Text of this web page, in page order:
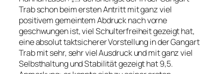
Trab schon beim ersten Antritt mit ganz viel
positivem gemeintem Abdruck nach vorne
geschwungen ist, viel Schulterfreiheit gezeigt hat,
eine absolut taktsicherer Vorstellung in der Gangart
Trab mit sehr, sehr viel Ausdruck und mit ganz viel
Selbsthaltung und Stabilität gezeigt hat 9,5.